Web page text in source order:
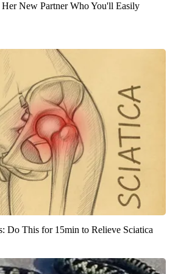
New Partner Who You'll Easily
Do This for 15min to Relieve Sciatica